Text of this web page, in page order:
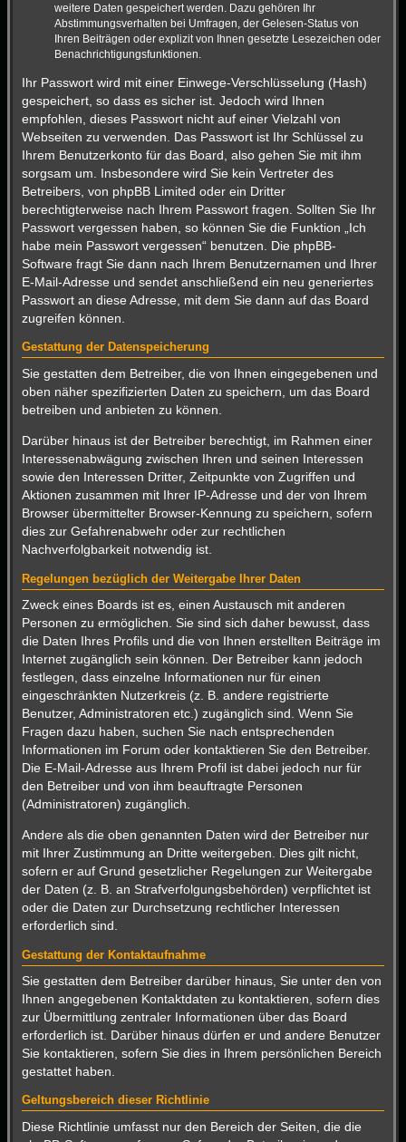
weitere Daten gespeichert werden. Dazu gehören Ihr
Abstimmungsverhalten bei Umfragen, der Gelesen-Status von
Ihren Beiträgen oder explizit von Ihnen gesetzte Lesezeichen oder
Benachrichtigungsfunktionen.
Ihr Passwort wird mit einer Einwege-Verschlüsselung (Hash)
gespeichert, so dass es sicher ist. Jedoch wird Ihnen
empfohlen, dieses Passwort nicht auf einer Vielzahl von
Webseiten zu verwenden. Das Passwort ist Ihr Schlüssel zu
Ihrem Benutzerkonto für das Board, also gehen Sie mit ihm
sorgsam um. Insbesondere wird Sie kein Vertreter des
Betreibers, von phpBB Limited oder ein Dritter
berechtigterweise nach Ihrem Passwort fragen. Sollten Sie Ihr
Passwort vergessen haben, so können Sie die Funktion „Ich
habe mein Passwort vergessen“ benutzen. Die phpBB-
Software fragt Sie dann nach Ihrem Benutzernamen und Ihrer
E-Mail-Adresse und sendet anschließend ein neu generiertes
Passwort an diese Adresse, mit dem Sie dann auf das Board
zugreifen können.
Gestattung der Datenspeicherung
Sie gestatten dem Betreiber, die von Ihnen eingegebenen und
oben näher spezifizierten Daten zu speichern, um das Board
betreiben und anbieten zu können.
Darüber hinaus ist der Betreiber berechtigt, im Rahmen einer
Interessenabwägung zwischen Ihren und seinen Interessen
sowie den Interessen Dritter, Zeitpunkte von Zugriffen und
Aktionen zusammen mit Ihrer IP-Adresse und der von Ihrem
Browser übermittelter Browser-Kennung zu speichern, sofern
dies zur Gefahrenabwehr oder zur rechtlichen
Nachverfolgbarkeit notwendig ist.
Regelungen bezüglich der Weitergabe Ihrer Daten
Zweck eines Boards ist es, einen Austausch mit anderen
Personen zu ermöglichen. Sie sind sich daher bewusst, dass
die Daten Ihres Profils und die von Ihnen erstellten Beiträge im
Internet zugänglich sein können. Der Betreiber kann jedoch
festlegen, dass einzelne Informationen nur für einen
eingeschränkten Nutzerkreis (z. B. andere registrierte
Benutzer, Administratoren etc.) zugänglich sind. Wenn Sie
Fragen dazu haben, suchen Sie nach entsprechenden
Informationen im Forum oder kontaktieren Sie den Betreiber.
Die E-Mail-Adresse aus Ihrem Profil ist dabei jedoch nur für
den Betreiber und von ihm beauftragte Personen
(Administratoren) zugänglich.
Andere als die oben genannten Daten wird der Betreiber nur
mit Ihrer Zustimmung an Dritte weitergeben. Dies gilt nicht,
sofern er auf Grund gesetzlicher Regelungen zur Weitergabe
der Daten (z. B. an Strafverfolgungsbehörden) verpflichtet ist
oder die Daten zur Durchsetzung rechtlicher Interessen
erforderlich sind.
Gestattung der Kontaktaufnahme
Sie gestatten dem Betreiber darüber hinaus, Sie unter den von
Ihnen angegebenen Kontaktdaten zu kontaktieren, sofern dies
zur Übermittlung zentraler Informationen über das Board
erforderlich ist. Darüber hinaus dürfen er und andere Benutzer
Sie kontaktieren, sofern Sie dies in Ihrem persönlichen Bereich
gestattet haben.
Geltungsbereich dieser Richtlinie
Diese Richtlinie umfasst nur den Bereich der Seiten, die die